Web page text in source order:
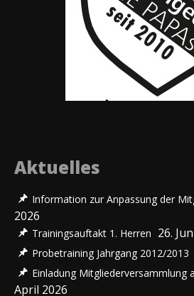
Aktuelles
Information zur Anpassung der
2026
Trainingsauftakt 1. Herren 26.
Probetraining Jahrgang 2012/2013
Einladung Mitgliederversammlung
April 2026